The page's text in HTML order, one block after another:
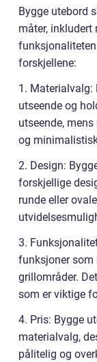
Bygge utebord
måter, inkludert
forskjellene:
1. Materialvalg:
utseende og
utseende,
og
2. Design:
forskjellige
runde eller
3.
funksjoner som
grillområder.
som er viktige
4. Pris: Bygge
materialvalg,
pålitelig og